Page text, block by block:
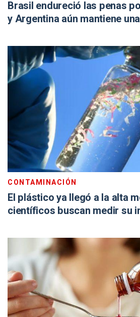
Brasil endureció las penas
y Argentina aún mantiene
CONTAMINACIÓN
El plástico ya llegó a la alta
científicos buscan medir su